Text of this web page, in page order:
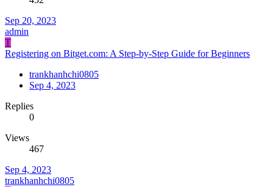
Sep 20, 2023
admin
T
Registering on Bitget.com: A Step-by-Step Guide for Beginners
trankhanhchi0805
Sep 4, 2023
Replies
0
Views
467
Sep 4, 2023
trankhanhchi0805